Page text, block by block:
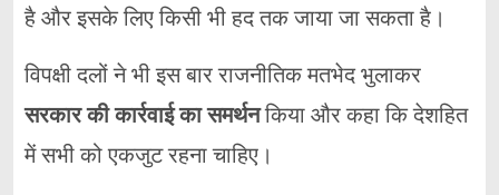
हैऔरइसकेलिएकिसीभीहदतकजायाजासकताहै।
विपक्षीदलोंनेभीइसबारराजनीतिकमतभेदभुलाकर
सरकारकीकार्रवाईकासमर्थनकियाऔरकहाकिदेशहित
मेंसभीकोएकजुटरहनाचाहिए।